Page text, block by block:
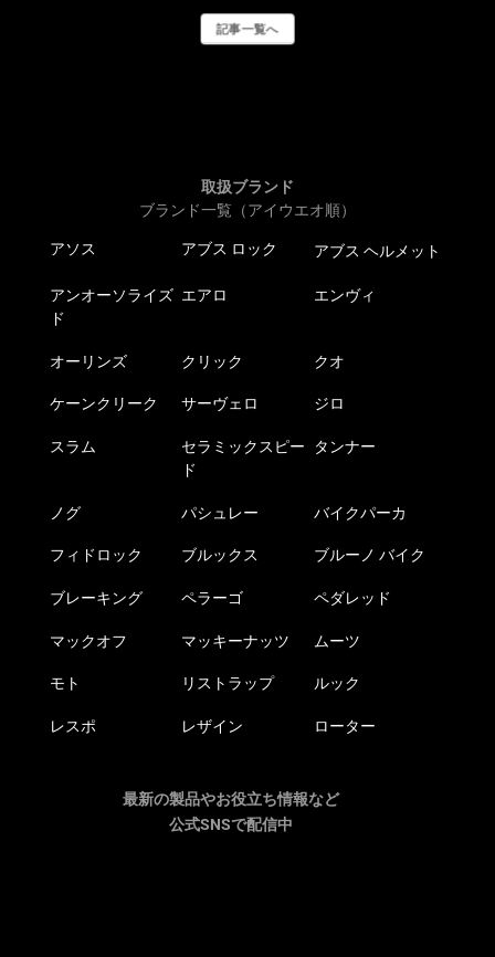
記事一覧へ
取扱ブランド
ブランド一覧（アイウエオ順）
アソス アブス ロック アブス ヘルメット
アンオーソライズ
ド
エアロ エンヴィ
オーリンズ クリック クオ
ケーンクリーク サーヴェロ ジロ
スラム
セラミックスピー
ド
タンナー
ノグ パシュレー バイクパーカ
フィドロック ブルックス ブルーノ バイク
ブレーキング ペラーゴ ペダレッド
マックオフ マッキーナッツ ムーツ
モト リストラップ ルック
レスポ レザイン ローター
最新の製品やお役立ち情報など
公式SNSで配信中